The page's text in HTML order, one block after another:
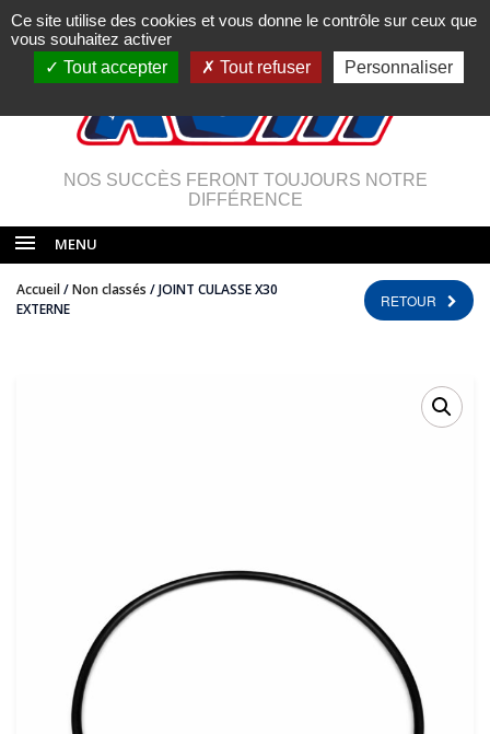
NOS SUCCÈS FERONT TOUJOURS NOTRE
DIFFÉRENCE
MENU
Accueil/Non classés / JOINT CULASSE X30
EXTERNE
RETOUR
Ce site utilise des cookies et vous donne le contrôle sur ceux que
vous souhaitez activer
Tout accepter
Tout refuser Personnaliser